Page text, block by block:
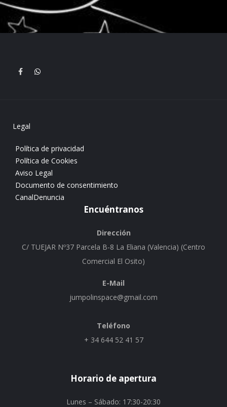
Legal
Política de privacidad
Política de Cookies
Aviso Legal
Documento de consentimiento
CanalDenuncia
Encuéntranos
Dirección
C/ TUEJAR Nº37 Parcela B-8 La Eliana (Valencia) (Centro
Comercial El Osito)
E-Mail
jumpolinspace@gmail.com
Teléfono
+ 34 644 52 41 57
Horario de apertura
Lunes – Sábado: 17:30-20:30